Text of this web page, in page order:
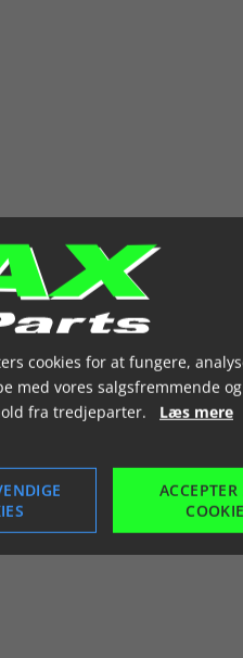
cookies for at fungere,
med vores salgsfremmende og
fra tredjeparter. Læs mere